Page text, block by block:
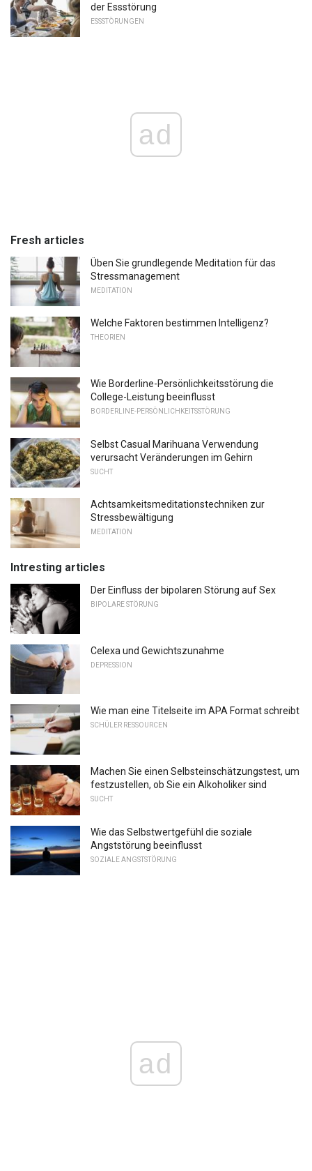
der Essstörung
ESSSTÖRUNGEN
ad
Fresh articles
Üben Sie grundlegende Meditation für das
Stressmanagement
MEDITATION
Welche Faktoren bestimmen Intelligenz?
THEORIEN
Wie Borderline-Persönlichkeitsstörung die
College-Leistung beeinflusst
BORDERLINE-PERSÖNLICHKEITSSTÖRUNG
Selbst Casual Marihuana Verwendung
verursacht Veränderungen im Gehirn
SUCHT
Achtsamkeitsmeditationstechniken zur
Stressbewältigung
MEDITATION
Intresting articles
Der Einfluss der bipolaren Störung auf Sex
BIPOLARE STÖRUNG
Celexa und Gewichtszunahme
DEPRESSION
Wie man eine Titelseite im APA Format schreibt
SCHÜLER RESSOURCEN
Machen Sie einen Selbsteinschätzungstest, um
festzustellen, ob Sie ein Alkoholiker sind
SUCHT
Wie das Selbstwertgefühl die soziale
Angststörung beeinflusst
SOZIALE ANGSTSTÖRUNG
ad